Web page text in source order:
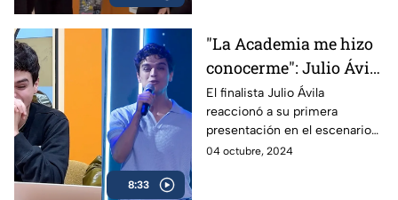
8:33
"La Academia me hizo
conocerme": Julio Ávila
rumbo a la final de
#LaAcademia2024
El finalista Julio Ávila
reaccionó a su primera
presentación en el escenario
de La Academia 2024, y
04 octubre, 2024